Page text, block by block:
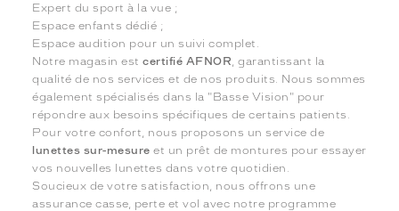
Expert du sport à la vue ;
Espace enfants dédié ;
Espace audition pour un suivi complet.
Notre magasin estcertifié AFNOR , garantissant la
qualité de nos services et de nos produits. Nous sommes
également spécialisés dans la "Basse Vision" pour
répondre aux besoins spécifiques de certains patients.
Pour votre confort, nous proposons un service de
lunettes sur-mesure et un prêt de montures pour essayer
vos nouvelles lunettes dans votre quotidien.
Soucieux de votre satisfaction, nous offrons une
assurance casse, perte et vol avec notre programme